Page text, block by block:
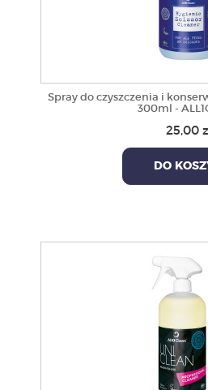
Spray do czyszczenia i
300ml -
25,00
DO